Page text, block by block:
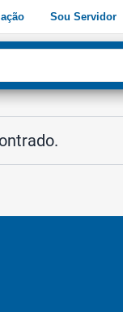
Sou Servidor